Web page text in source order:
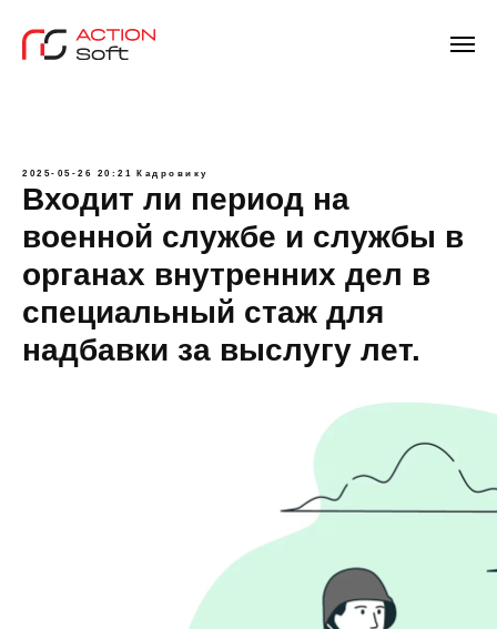
2025-05-26 20:21 Кадровику
Входит ли период на
военной службе и службы в
органах внутренних дел в
специальный стаж для
надбавки за выслугу лет.